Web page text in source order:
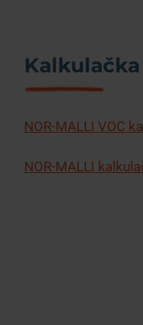
Kalkulačka
NOR-MALLI VOC
NOR-MALLI